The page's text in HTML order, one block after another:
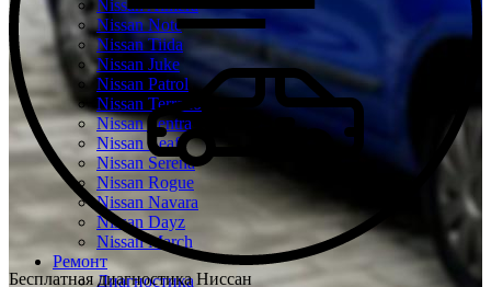
Nissan Almera
Nissan Note
Nissan Tiida
Nissan Juke
Nissan Patrol
Nissan Terrano
Nissan Sentra
Nissan Leaf
Nissan Serena
Nissan Rogue
Nissan Navara
Nissan Dayz
Nissan March
Ремонт
Диагностика
Бесплатная диагностика Ниссан